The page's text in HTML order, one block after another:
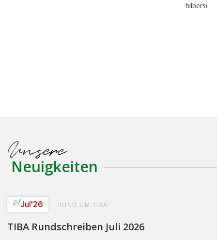
Unsere
Neuigkeiten
01Jul '26 RUND UM TIBA
TIBA Rundschreiben Juli 2026